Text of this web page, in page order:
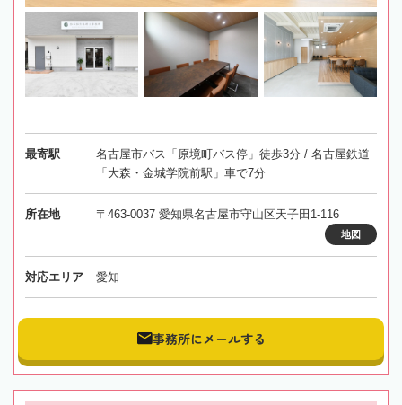
最寄駅
名古屋市バス「原境町バス停」徒歩3分 / 名古屋鉄道
「大森・金城学院前駅」車で7分
所在地 〒463-0037 愛知県名古屋市守山区天子田1-116
地図
対応エリア 愛知
事務所にメールする